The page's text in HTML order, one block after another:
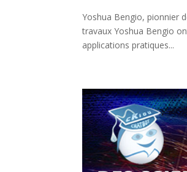
Yoshua Bengio, pionnier
travaux Yoshua Bengio
applications pratiques...